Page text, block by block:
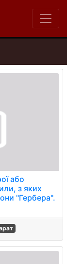
або
з яких
"Гербера".